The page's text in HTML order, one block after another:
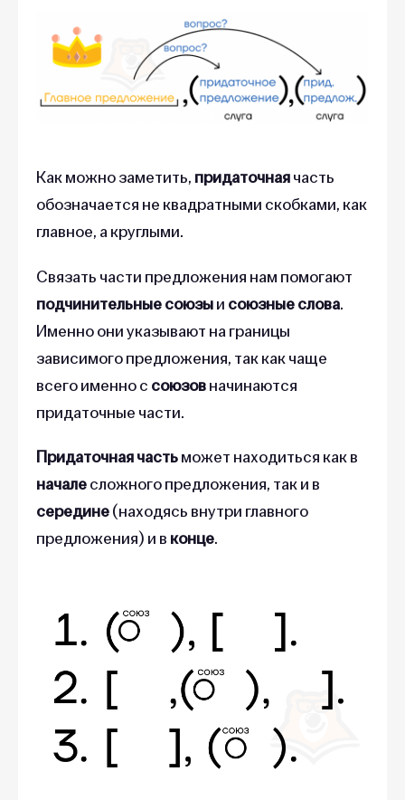
Как можно заметить, придаточнаячасть
обозначается не квадратными скобками, как
главное, а круглыми.
Связать части предложения нам помогают
подчинительные союзыи союзные слова.
Именно они указывают на границы
зависимого предложения, так как чаще
всего именно с союзовначинаются
придаточные части.
Придаточная частьможет находиться как в
началесложного предложения, так и в
середине(находясь внутри главного
предложения) и в конце.